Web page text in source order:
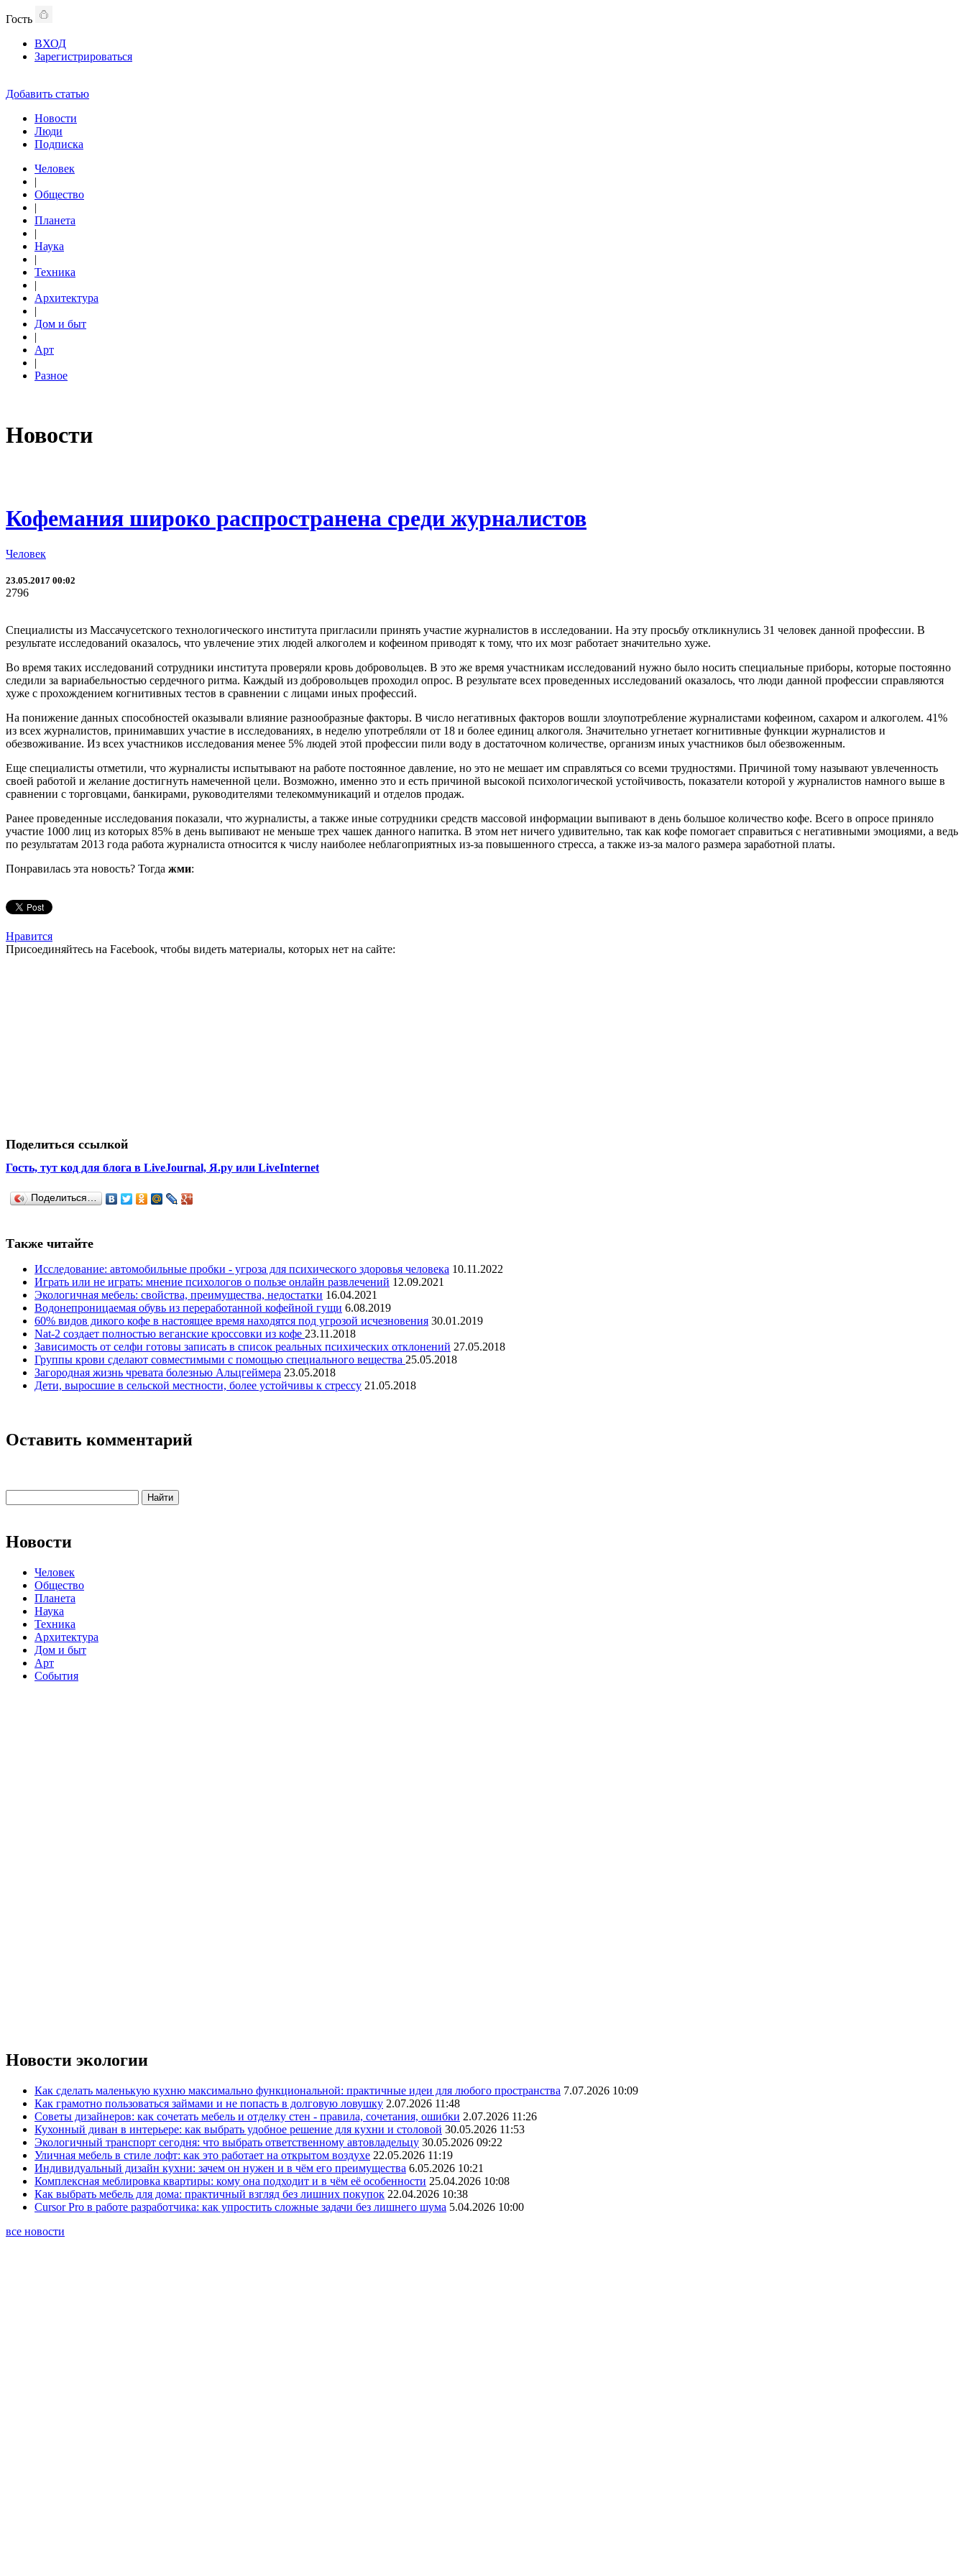
Гость
ВХОД
Зарегистрироваться
Добавить статью
Новости
Люди
Подписка
Человек
|
Общество
|
Планета
|
Наука
|
Техника
|
Архитектура
|
Дом и быт
|
Арт
|
Разное
Новости
Кофемания широко распространена среди журналистов
Человек
23.05.2017 00:02
2796
Специалисты из Массачусетского технологического института пригласили принять участие журналистов в исследовании. На эту просьбу откликнулись 31 человек данной профессии. В
результате исследований оказалось, что увлечение этих людей алкоголем и кофеином приводят к тому, что их мозг работает значительно хуже.
Во время таких исследований сотрудники института проверяли кровь добровольцев. В это же время участникам исследований нужно было носить специальные приборы, которые постоянно
следили за вариабельностью сердечного ритма. Каждый из добровольцев проходил опрос. В результате всех проведенных исследований оказалось, что люди данной профессии справляются
хуже с прохождением когнитивных тестов в сравнении с лицами иных профессий.
На понижение данных способностей оказывали влияние разнообразные факторы. В число негативных факторов вошли злоупотребление журналистами кофеином, сахаром и алкоголем. 41%
из всех журналистов, принимавших участие в исследованиях, в неделю употребляли от 18 и более единиц алкоголя. Значительно угнетает когнитивные функции журналистов и
обезвоживание. Из всех участников исследования менее 5% людей этой профессии пили воду в достаточном количестве, организм иных участников был обезвоженным.
Еще специалисты отметили, что журналисты испытывают на работе постоянное давление, но это не мешает им справляться со всеми трудностями. Причиной тому называют увлеченность
своей работой и желание достигнуть намеченной цели. Возможно, именно это и есть причиной высокой психологической устойчивость, показатели которой у журналистов намного выше в
сравнении с торговцами, банкирами, руководителями телекоммуникаций и отделов продаж.
Ранее проведенные исследования показали, что журналисты, а также иные сотрудники средств массовой информации выпивают в день большое количество кофе. Всего в опросе приняло
участие 1000 лиц из которых 85% в день выпивают не меньше трех чашек данного напитка. В этом нет ничего удивительно, так как кофе помогает справиться с негативными эмоциями, а ведь
по результатам 2013 года работа журналиста относится к числу наиболее неблагоприятных из-за повышенного стресса, а также из-за малого размера заработной платы.
Понравилась эта новость? Тогда жми:
Нравится
Присоединяйтесь на Facebook, чтобы видеть материалы, которых нет на сайте:
Поделиться ссылкой
Гость, тут код для блога в LiveJournal, Я.ру или LiveInternet
Поделиться…
Также читайте
Исследование: автомобильные пробки - угроза для психического здоровья человека 10.11.2022
Играть или не играть: мнение психологов о пользе онлайн развлечений 12.09.2021
Экологичная мебель: свойства, преимущества, недостатки 16.04.2021
Водонепроницаемая обувь из переработанной кофейной гущи 6.08.2019
60% видов дикого кофе в настоящее время находятся под угрозой исчезновения 30.01.2019
Nat-2 создает полностью веганские кроссовки из кофе 23.11.2018
Зависимость от селфи готовы записать в список реальных психических отклонений 27.05.2018
Группы крови сделают совместимыми с помощью специального вещества 25.05.2018
Загородная жизнь чревата болезнью Альцгеймера 23.05.2018
Дети, выросшие в сельской местности, более устойчивы к стрессу 21.05.2018
Оставить комментарий
Новости
Человек
Общество
Планета
Наука
Техника
Архитектура
Дом и быт
Арт
События
Новости экологии
Как сделать маленькую кухню максимально функциональной: практичные идеи для любого пространства 7.07.2026 10:09
Как грамотно пользоваться займами и не попасть в долговую ловушку 2.07.2026 11:48
Советы дизайнеров: как сочетать мебель и отделку стен - правила, сочетания, ошибки 2.07.2026 11:26
Кухонный диван в интерьере: как выбрать удобное решение для кухни и столовой 30.05.2026 11:53
Экологичный транспорт сегодня: что выбрать ответственному автовладельцу 30.05.2026 09:22
Уличная мебель в стиле лофт: как это работает на открытом воздухе 22.05.2026 11:19
Индивидуальный дизайн кухни: зачем он нужен и в чём его преимущества 6.05.2026 10:21
Комплексная меблировка квартиры: кому она подходит и в чём её особенности 25.04.2026 10:08
Как выбрать мебель для дома: практичный взгляд без лишних покупок 22.04.2026 10:38
Cursor Pro в работе разработчика: как упростить сложные задачи без лишнего шума 5.04.2026 10:00
все новости